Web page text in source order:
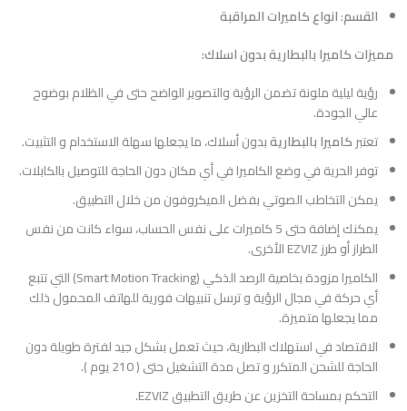
القسم:انواع كاميرات المراقبة
مميزات كاميرا بالبطارية بدون اسلاك:
رؤية ليلية ملونة تضمن الرؤية والتصوير الواضح حتى في الظلام بوضوح
عالي الجودة.
تعتبركاميرا بالبطاريةبدون أسلاك، ما يجعلها سهلة الاستخدام و التثبيت.
توفر الحرية في وضع الكاميرا في أي مكان دون الحاجة للتوصيل بالكابلات.
يمكن التخاطب الصوتي بفضل الميكروفون من خلال التطبيق.
يمكنك إضافة حتى 5 كاميرات على نفس الحساب، سواء كانت من نفس
الطراز أو طرز EZVIZ الأخرى.
الكاميرا مزودة بخاصية الرصد الذكي (Smart Motion Tracking) التي تتبع
أي حركة في مجال الرؤية و ترسل تنبيهات فورية للهاتف المحمول ذلك
مما يجعلها متميزة.
الاقتصاد في استهلاك البطارية، حيث تعمل بشكل جيد لفترة طويلة دون
الحاجة للشحن المتكرر و تصل مدة التشغيل حتى ( 210 يوم ).
التحكم بمساحة التخزين عن طريق التطبيق EZVIZ.